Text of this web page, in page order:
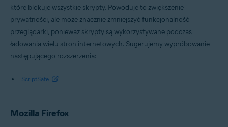
które blokuje wszystkie skrypty. Powoduje to zwiększenie
prywatności, ale może znacznie zmniejszyć funkcjonalność
przeglądarki, ponieważ skrypty są wykorzystywane podczas
ładowania wielu stron internetowych. Sugerujemy wypróbowanie
następującego rozszerzenia:
ScriptSafe
Mozilla Firefox